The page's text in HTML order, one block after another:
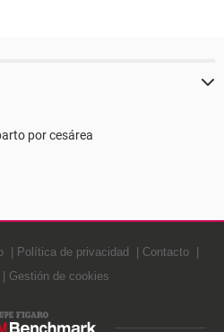
por cesárea
Política de privacidad
Contacto
Gestión de cookies